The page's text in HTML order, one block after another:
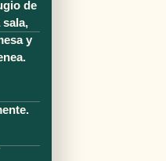
de
sala,
y